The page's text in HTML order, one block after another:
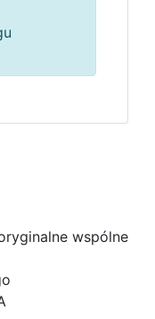
wspólne